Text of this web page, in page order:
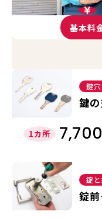
基本料
鍵
鍵
1カ所 7,700
錠
錠